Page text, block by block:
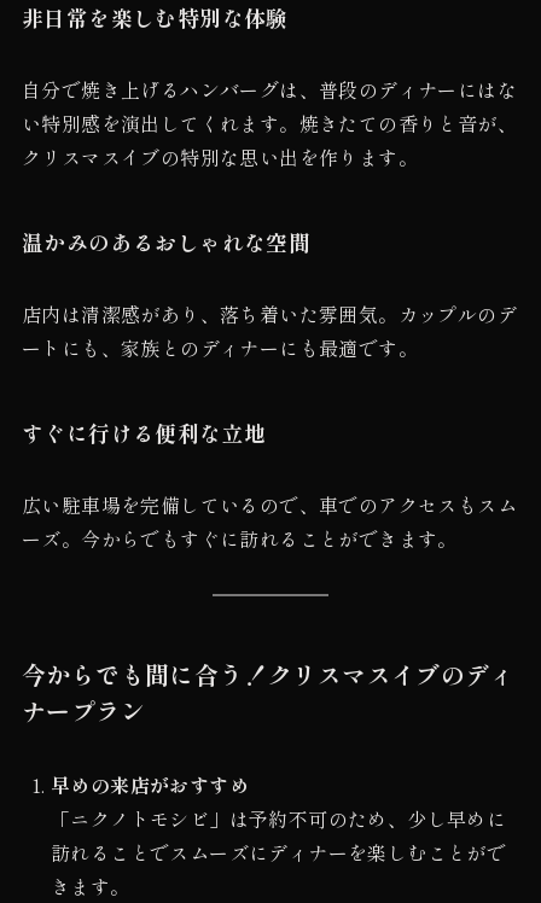
非日常を楽しむ特別な体験
自分で焼き上げるハンバーグは、普段のディナーにはな
い特別感を演出してくれます。焼きたての香りと音が、
クリスマスイブの特別な思い出を作ります。
温かみのあるおしゃれな空間
店内は清潔感があり、落ち着いた雰囲気。カップルのデ
ートにも、家族とのディナーにも最適です。
すぐに行ける便利な立地
広い駐車場を完備しているので、車でのアクセスもスム
ーズ。今からでもすぐに訪れることができます。
今からでも間に合う！クリスマスイブのディ
ナープラン
早めの来店がおすすめ
「ニクノトモシビ」は予約不可のため、少し早めに
訪れることでスムーズにディナーを楽しむことがで
きます。